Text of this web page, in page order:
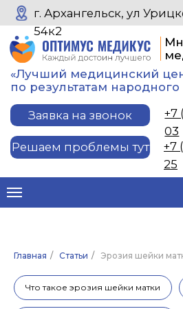
Заявка на звонок
медицинский
«Лучший медицинский центр 2026
по результатам народного
Решаем проблемы тут
г. Архангельск, ул Урицкого
54к2
+7 (991) 470-30-
25
+7 (8182) 45-75-
03
Главная / Статьи / Эрозия шейки
Что такое эрозия шейки матки